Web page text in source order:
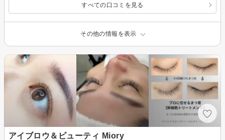
すべての口コミを見る
その他の情報を表示
アイブロウ＆ビューティ Miory